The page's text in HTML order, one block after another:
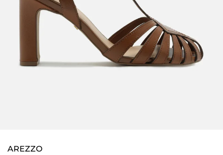
AREZZO